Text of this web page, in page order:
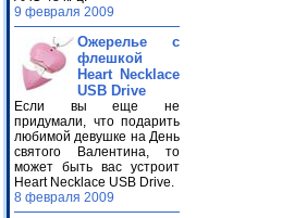
9 февраля 2009
Ожерелье с
флешкой
Heart Necklace
USB Drive
Если вы еще не
придумали, что подарить
любимой девушке на День
святого Валентина, то
может быть вас устроит
Heart Necklace USB Drive.
8 февраля 2009